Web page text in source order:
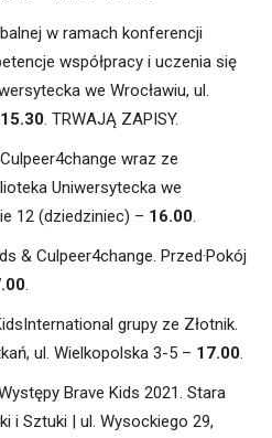
w ramach konferencji
współpracy i uczenia się
we Wrocławiu, ul.
. TRWAJĄ ZAPISY.
wraz ze
Uniwersytecka we
12 (dziedziniec) – 16.00
& Culpeer4change. Przed·Pokój
grupy ze Złotnik.
ul. Wielkopolska 3-5 – 17.00
Brave Kids 2021. Stara
i Sztuki | ul. Wysockiego 29,